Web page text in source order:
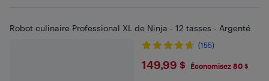
Robot culinaire Professional XL de Ninja - 12 tasses - Argenté
(155)
$149.99
149,99 $ Économisez 80 $